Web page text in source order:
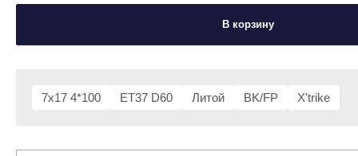
7x17 4*100 ET37 D60 Литой BK/FP X'trike
В корзину